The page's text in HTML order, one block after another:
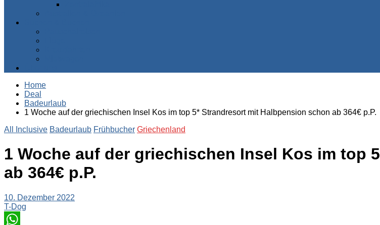
Home
Deal
Badeurlaub
1 Woche auf der griechischen Insel Kos im top 5* Strandresort mit Halbpension schon ab 364€ p.P.
All Inclusive Badeurlaub Frühbucher Griechenland
1 Woche auf der griechischen Insel Kos im top
ab 364€ p.P.
10. Dezember 2022
T-Dog